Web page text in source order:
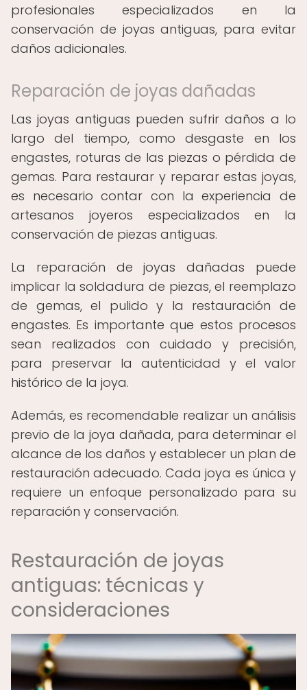
profesionales especializados en la
conservación de joyas antiguas, para evitar
daños adicionales.
Reparación de joyas dañadas
Las joyas antiguas pueden sufrir daños a lo
largo del tiempo, como desgaste en los
engastes, roturas de las piezas o pérdida de
gemas. Para restaurar y reparar estas joyas,
es necesario contar con la experiencia de
artesanos joyeros especializados en la
conservación de piezas antiguas.
La reparación de joyas dañadas puede
implicar la soldadura de piezas, el reemplazo
de gemas, el pulido y la restauración de
engastes. Es importante que estos procesos
sean realizados con cuidado y precisión,
para preservar la autenticidad y el valor
histórico de la joya.
Además, es recomendable realizar un análisis
previo de la joya dañada, para determinar el
alcance de los daños y establecer un plan de
restauración adecuado. Cada joya es única y
requiere un enfoque personalizado para su
reparación y conservación.
Restauración de joyas
antiguas: técnicas y
consideraciones